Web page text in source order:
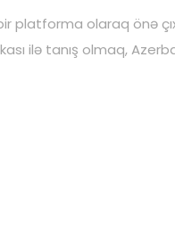
platforma olaraq önə
ilə tanış olmaq,